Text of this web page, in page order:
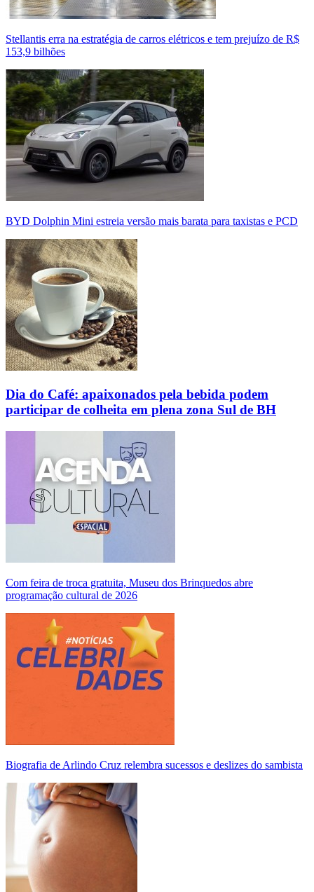
Stellantis erra na estratégia de carros elétricos e tem prejuízo de R$
153,9 bilhões
BYD Dolphin Mini estreia versão mais barata para taxistas e PCD
Dia do Café: apaixonados pela bebida podem
participar de colheita em plena zona Sul de BH
Com feira de troca gratuita, Museu dos Brinquedos abre
programação cultural de 2026
Biografia de Arlindo Cruz relembra sucessos e deslizes do sambista